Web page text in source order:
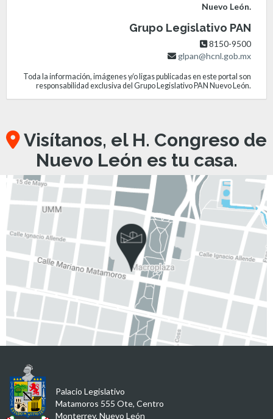
Nuevo León.
Grupo Legislativo PAN
8150-9500
glpan@hcnl.gob.mx
Toda la información, imágenes y/o ligas publicadas en este portal son
responsabilidad exclusiva del Grupo Legislativo PAN Nuevo León.
Visítanos, el H. Congreso de
Nuevo León es tu casa.
Palacio Legislativo
Matamoros 555 Ote, Centro
Monterrey, Nuevo León